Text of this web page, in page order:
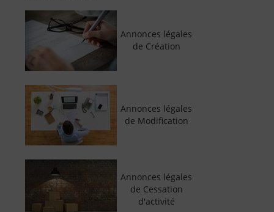
Annonces légales
de Création
Annonces légales
de Modification
Annonces légales
de Cessation
d'activité